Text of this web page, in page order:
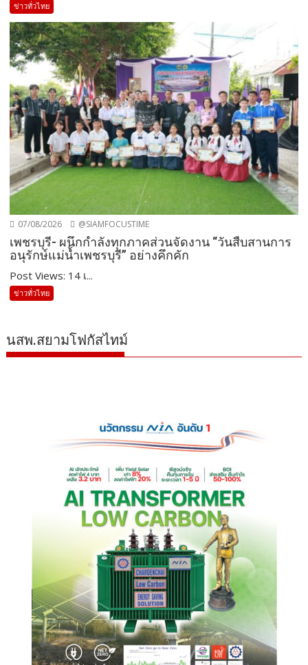
ข่าวทั่วไทย
07/08/2026 @SIAMFOCUSTIME
เพชรบุรี- ผนึกกำลังทุกภาคส่วนจัดงาน “วันสืบสานการ
อนุรักษ์แม่น้ำเพชรบุรี” อย่างคึกคัก
Post Views: 14 เ...
ข่าวทั่วไทย
นสพ.สยามโฟกัสไทม์